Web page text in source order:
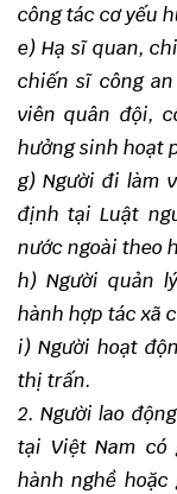
công tác cơ yếu
e) Hạ sĩ quan,
chiến sĩ công
viên quân đội,
hưởng sinh hoạt
g) Người đi làm
định tại Luật
nước ngoài theo
h) Người quản
hành hợp tác xã
i) Người hoạt
thị trấn.
2. Người lao
tại Việt Nam có
hành nghề